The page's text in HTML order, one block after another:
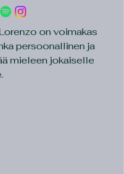
on voimakas
persoonallinen ja
mieleen jokaiselle